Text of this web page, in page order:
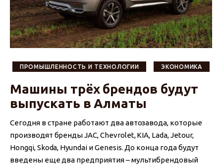
ПРОМЫШЛЕННОСТЬ И ТЕХНОЛОГИИ ЭКОНОМИКА
Машины трёх брендов будут
выпускать в Алматы
Сегодня в стране работают два автозавода, которые
производят бренды JAC, Chevrolet, KIA, Lada, Jetour,
Hongqi, Skoda, Hyundai и Genesis. До конца года будут
введены еще два предприятия – мультибрендовый